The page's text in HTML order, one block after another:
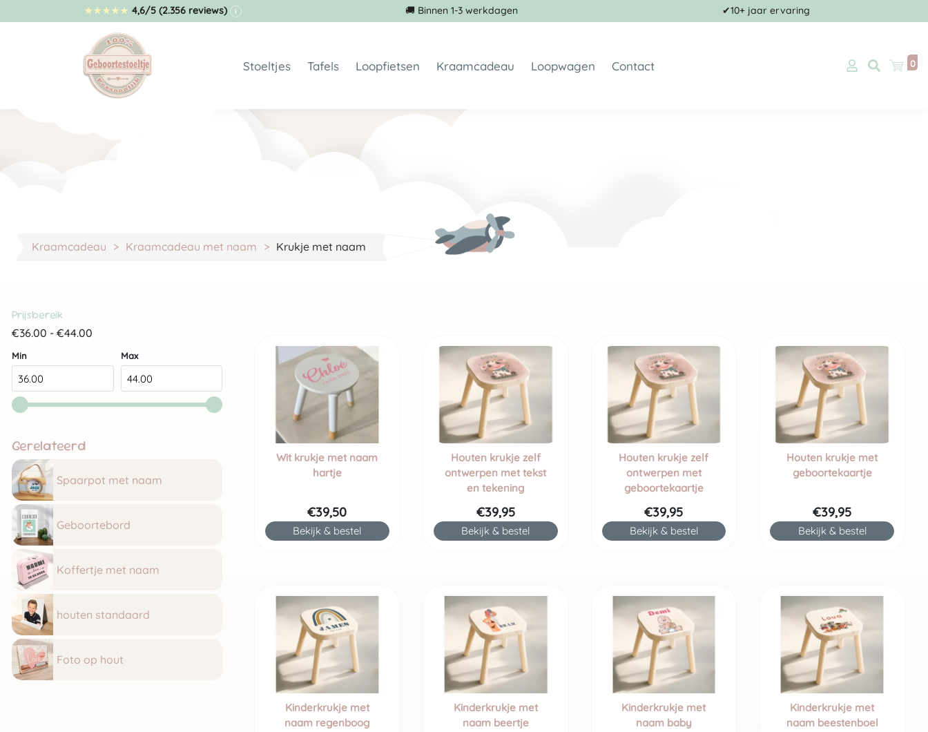
★★★★★ 4,6/5 (2.356 reviews) i 🚚 Binnen 1-3 werkdagen ✔10+ jaar ervaring
Stoeltjes
Stoeltje met naam
Geboortestoeltje en stoeltje met naam zelf ontwerpen
Tafels
Kindertafel met 2 stoeltjes
Loopfietsen
Loopfiets 2 jaar
Loopscooter met naam
Kraamcadeau
Geboortebord
Foto op hout
kraamcadeau geboortekaartje
Loopwagen Contact 0
Kraamcadeau Kraamcadeau met naam Krukje met naam
Prijsbereik
€36.00 - €44.00
Min Max
Gerelateerd
Spaarpot met naam
Geboortebord
Koffertje met naam
houten standaard
Foto op hout
Wit krukje met naam
hartje
€39,50
Bekijk & bestel
Houten krukje zelf
ontwerpen met tekst
en tekening
€39,95
Bekijk & bestel
Houten krukje zelf
ontwerpen met
geboortekaartje
€39,95
Bekijk & bestel
Houten krukje met
geboortekaartje
€39,95
Bekijk & bestel
Kinderkrukje met
naam regenboog
Kinderkrukje met
naam beertje
Kinderkrukje met
naam baby
Kinderkrukje met
naam beestenboel